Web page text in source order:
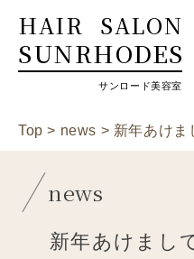
SUNRHODES
HAIR SALON
サンロード美容室
Top > news > 新年あけま
news
新年あけまし